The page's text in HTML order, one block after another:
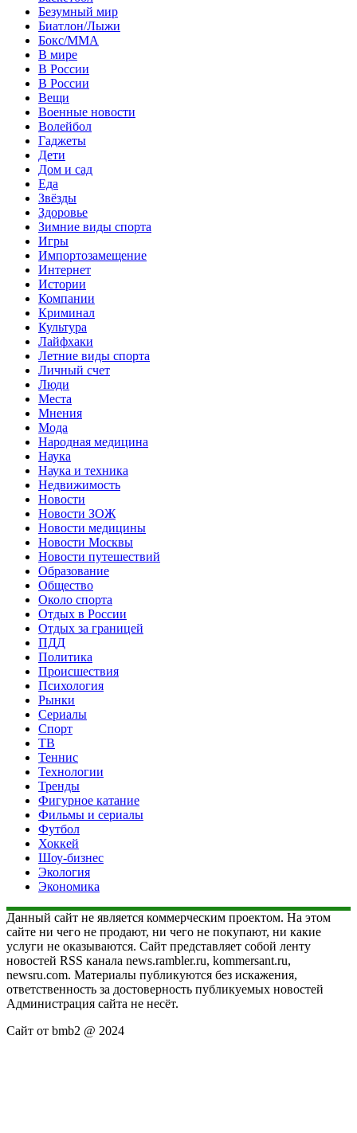
Безумный мир
Биатлон/Лыжи
Бокс/MMA
В мире
В России
В России
Вещи
Военные новости
Волейбол
Гаджеты
Дети
Дом и сад
Еда
Звёзды
Здоровье
Зимние виды спорта
Игры
Импортозамещение
Интернет
Истории
Компании
Криминал
Культура
Лайфхаки
Летние виды спорта
Личный счет
Люди
Места
Мнения
Мода
Народная медицина
Наука
Наука и техника
Недвижимость
Новости
Новости ЗОЖ
Новости медицины
Новости Москвы
Новости путешествий
Образование
Общество
Около спорта
Отдых в России
Отдых за границей
ПДД
Политика
Происшествия
Психология
Рынки
Сериалы
Спорт
ТВ
Теннис
Технологии
Тренды
Фигурное катание
Фильмы и сериалы
Футбол
Хоккей
Шоу-бизнес
Экология
Экономика
Данный сайт не является коммерческим проектом. На этом
сайте ни чего не продают, ни чего не покупают, ни какие
услуги не оказываются. Сайт представляет собой ленту
новостей RSS канала news.rambler.ru, kommersant.ru,
newsru.com. Материалы публикуются без искажения,
ответственность за достоверность публикуемых новостей
Администрация сайта не несёт.
Сайт от bmb2 @ 2024